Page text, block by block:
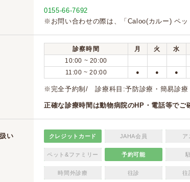
0155-66-7692
※お問い合わせの際は、「Caloo(カルー) ペッ
診察時間 月 火 水
10:00 ~ 20:00
11:00 ~ 20:00 ● ● ●
※完全予約制/ 診療科目:予防診療・簡易診療
正確な診療時間は動物病院のHP・電話等でご
い クレジットカード JAHA会員 ア
ペット&ファミリー 予約可能
時間外診療 往診 往